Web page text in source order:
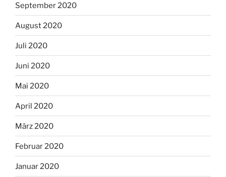
September 2020
August 2020
Juli 2020
Juni 2020
Mai 2020
April 2020
März 2020
Februar 2020
Januar 2020